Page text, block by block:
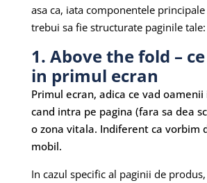
asa ca, iata componentele
trebui sa fie structurate paginile tale:
1. Above the fold –
in primul ecran
Primul ecran, adica ce vad oamenii
cand intra pe pagina (fara sa dea
o zona vitala. Indiferent ca vorbim
mobil.
In cazul specific al paginii de